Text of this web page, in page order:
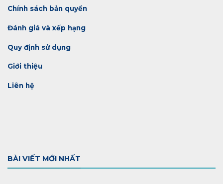
Chính sách bản quyền
Đánh giá và xếp hạng
Quy định sử dụng
Giới thiệu
Liên hệ
BÀI VIẾT MỚI NHẤT